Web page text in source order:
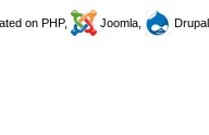
on PHP, Joomla, Drupal,